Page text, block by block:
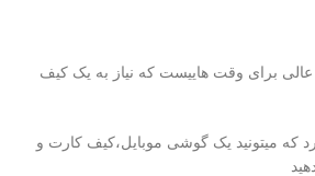
عالی برای وقت هاییست که نیاز به یک کیف
که میتونید یک گوشی موبایل،کیف کارت و